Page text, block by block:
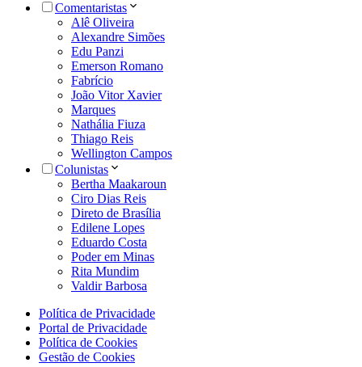
Comentaristas
Alê Oliveira
Alexandre Simões
Edu Panzi
Emerson Romano
Fabrício
João Vitor Xavier
Marques
Nathália Fiuza
Thiago Reis
Wellington Campos
Colunistas
Bertha Maakaroun
Ciro Dias Reis
Direto de Brasília
Edilene Lopes
Eduardo Costa
Poder em Minas
Rita Mundim
Valdir Barbosa
Política de Privacidade
Portal de Privacidade
Política de Cookies
Gestão de Cookies